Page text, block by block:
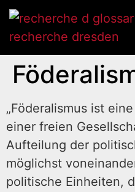
„Föderalismus ist
einer freien
Aufteilung der
möglichst
politische Einheiten,